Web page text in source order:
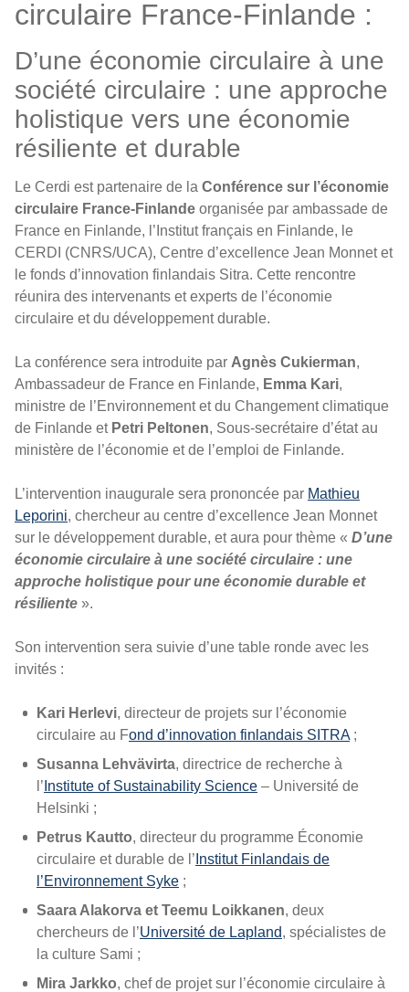
circulaire France-Finlande :
D’une économie circulaire à une
société circulaire : une approche
holistique vers une économie
résiliente et durable
Le Cerdi est partenaire de la Conférence sur l’économie
circulaire France-Finlande organisée par ambassade de
France en Finlande, l’Institut français en Finlande, le
CERDI (CNRS/UCA), Centre d’excellence Jean Monnet et
le fonds d’innovation finlandais Sitra. Cette rencontre
réunira des intervenants et experts de l’économie
circulaire et du développement durable.
La conférence sera introduite par Agnès Cukierman,
Ambassadeur de France en Finlande, Emma Kari,
ministre de l’Environnement et du Changement climatique
de Finlande et Petri Peltonen, Sous-secrétaire d’état au
ministère de l’économie et de l’emploi de Finlande.
L’intervention inaugurale sera prononcée par Mathieu
Leporini, chercheur au centre d’excellence Jean Monnet
sur le développement durable, et aura pour thème « D’une
économie circulaire à une société circulaire : une
approche holistique pour une économie durable et
résiliente ».
Son intervention sera suivie d’une table ronde avec les
invités :
Kari Herlevi, directeur de projets sur l’économie
circulaire au Fond d’innovation finlandais SITRA ;
Susanna Lehvävirta, directrice de recherche à
l’ Institute of Sustainability Science – Université de
Helsinki ;
Petrus Kautto, directeur du programme Économie
circulaire et durable de l’ Institut Finlandais de
l’Environnement Syke ;
Saara Alakorva et Teemu Loikkanen, deux
chercheurs de l’Université de Lapland, spécialistes de
la culture Sami ;
Mira Jarkko, chef de projet sur l’économie circulaire à